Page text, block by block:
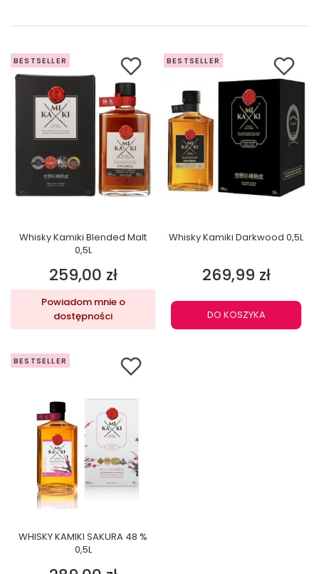
BESTSELLER
Whisky Kamiki Blended Malt
0,5L
Cena
259,00 zł
Powiadom mnie o
dostępności
BESTSELLER
Whisky Kamiki Darkwood 0,5L
Cena
269,99 zł
DO KOSZYKA
BESTSELLER
WHISKY KAMIKI SAKURA 48 %
0,5L